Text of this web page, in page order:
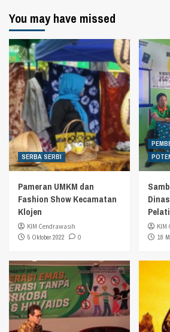
You may have missed
SERBA SERBI
Pameran UMKM dan
Fashion Show Kecamatan
Klojen
KIM Cendrawasih
5 Oktober 2022
0
KIM
18